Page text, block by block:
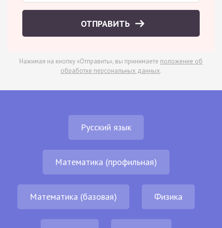
ОТПРАВИТЬ
Нажимая на кнопку «Отправить», вы принимаете положение об
обработке персональных данных.
Русский язык
Математика (профильная)
Математика (базовая) Физика